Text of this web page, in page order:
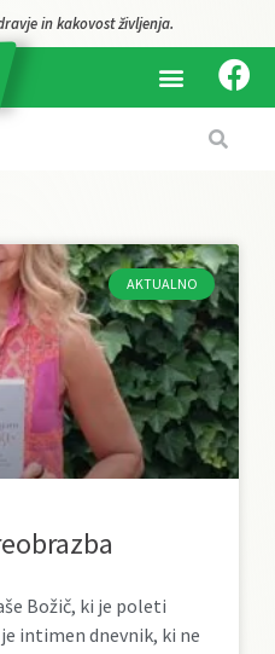
in kakovost življenja.
AKTUALNO
Božič, ki je poleti
intimen dnevnik, ki ne